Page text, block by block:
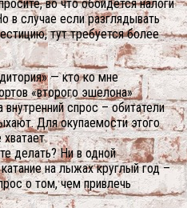
во что обойдется налоги
в случае если разглядывать
тут требуется более
— кто ко мне
«второго эшелона»
спрос – обитатели
Для окупаемости этого
делать? Ни в одной
на лыжах круглый год –
о том, чем привлечь